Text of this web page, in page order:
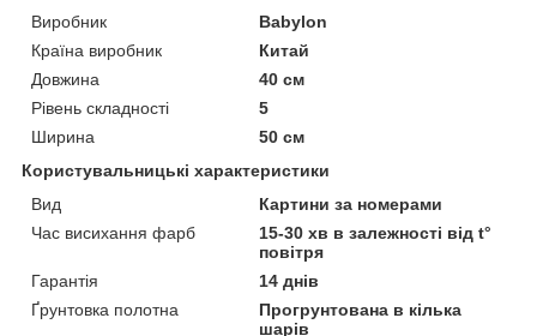
Виробник
Babylon
Країна виробник
Китай
Довжина
40 см
Рівень складності
5
Ширина
50 см
Користувальницькі характеристики
Вид
Картини за номерами
Час висихання фарб
15-30 хв в залежності від t°
повітря
Гарантія
14 днів
Ґрунтовка полотна
Прогрунтована в кілька
шарів